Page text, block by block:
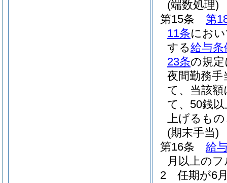
(端数処理)
第15条
第
11条にお
する給与条
23条の規
夜間勤務
て、当該
て、50銭
上げるも
(期末手当)
第16条
給
月以上の
2
任期が6